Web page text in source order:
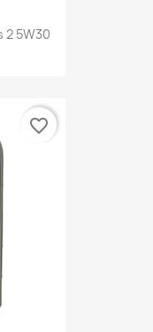
2 5W30
favorite_border